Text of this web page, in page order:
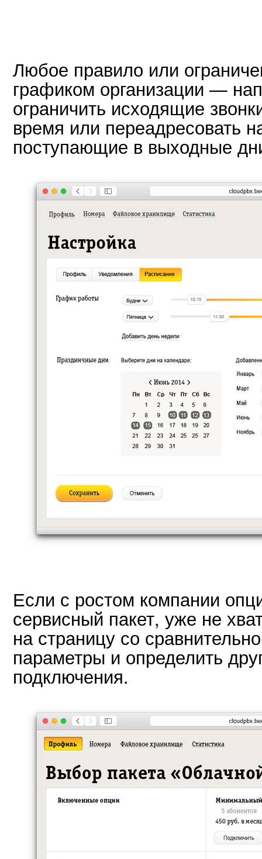
Любое правило или
графиком организации —
ограничить исходящие
время или переадресовать
поступающие в выходные
Если с ростом компании
сервисный пакет, уже не
на страницу со
параметры и определить
подключения.